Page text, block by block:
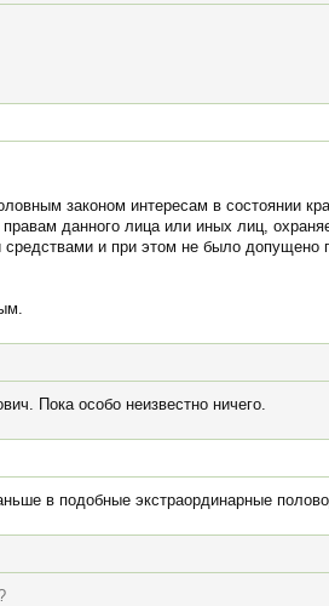
законом интересам в состоянии
данного лица или иных лиц,
и при этом не было
Пока особо неизвестно ничего.
в подобные экстраординарные